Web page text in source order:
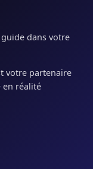
dans votre
votre partenaire
en réalité